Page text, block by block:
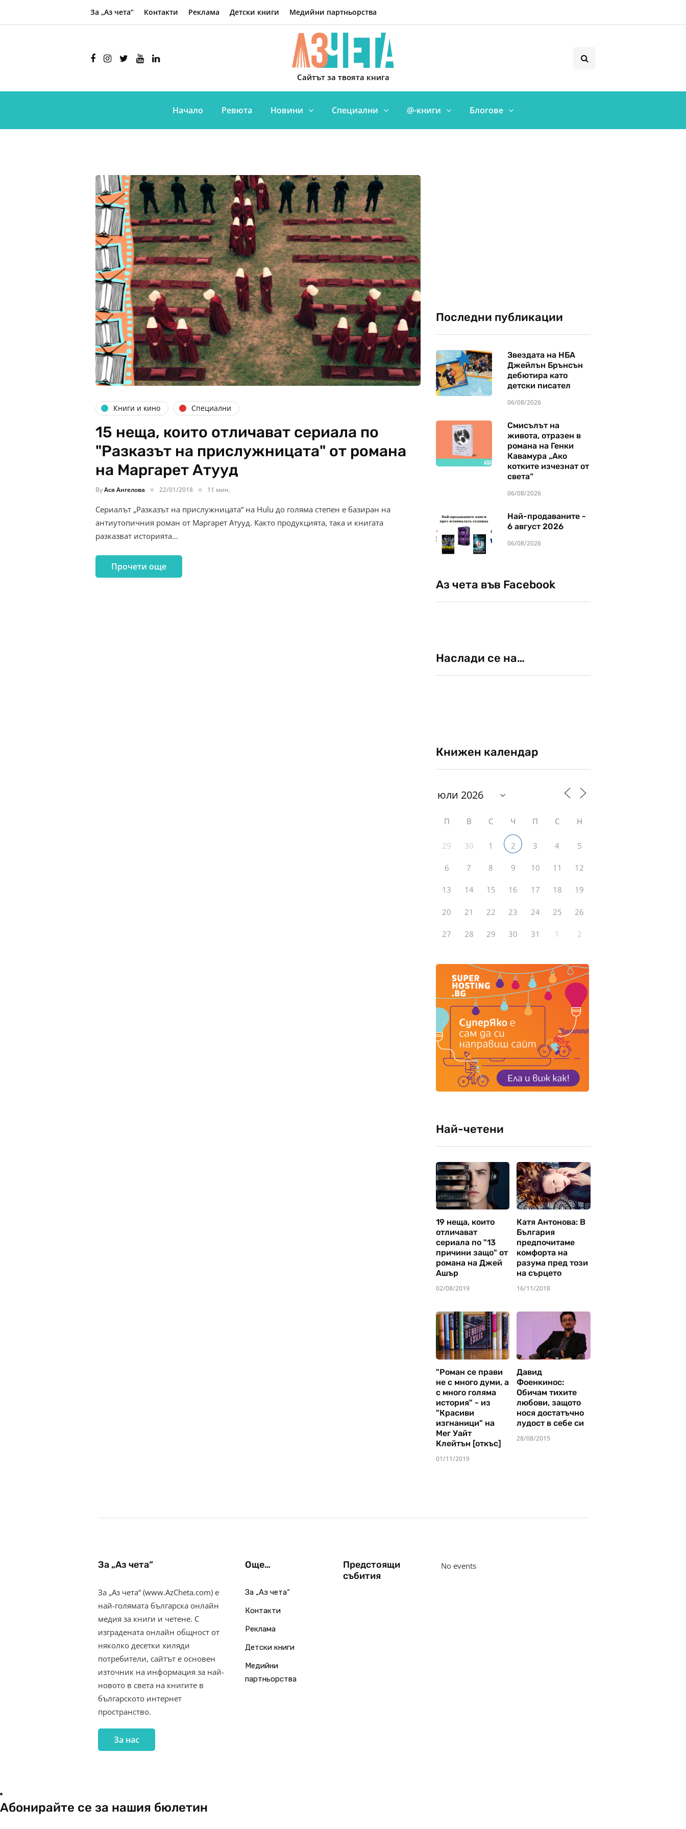
За „Аз чета“ Контакти Реклама Детски книги Медийни партньорства
Сайтът за твоята книга
Начало Ревюта Новини Специални @-книги Блогове
Книги и кино Специални
15 неща, които отличават сериала по
"Разказът на прислужницата" от романа
на Маргарет Атууд
ByАся Ангелова 22/01/2018 11 мин.
Сериалът „Разказът на прислужницата“ на Hulu до голяма степен е базиран на
антиутопичния роман от Маргарет Атууд. Както продукцията, така и книгата
разказват историята…
Прочети още
Последни публикации
Звездата на НБА
Джейлън Брънсън
дебютира като
детски писател
06/08/2026
Смисълът на
живота, отразен в
романа на Генки
Кавамура „Ако
котките изчезнат от
света“
06/08/2026
Най-продаваните -
6 август 2026
06/08/2026
Аз чета във Facebook
Наслади се на…
Книжен календар
П В С Ч П С Н
29 30 1 2 3 4 5
6 7 8 9 10 11 12
13 14 15 16 17 18 19
20 21 22 23 24 25 26
27 28 29 30 31 1 2
Най-четени
19 неща, които
отличават
сериала по "13
причини защо" от
романа на Джей
Ашър
02/08/2019
Катя Антонова: В
България
предпочитаме
комфорта на
разума пред този
на сърцето
16/11/2018
"Роман се прави
не с много думи, а
с много голяма
история" - из
"Красиви
изгнаници" на
Мег Уайт
Клейтън [откъс]
01/11/2019
Давид
Фоенкинос:
Обичам тихите
любови, защото
нося достатъчно
лудост в себе си
28/08/2015
За „Аз чета“
За „Аз чета“ (www.AzCheta.com) е
най-голямата българска онлайн
медия за книги и четене. С
изградената онлайн общност от
няколко десетки хиляди
потребители, сайтът е основен
източник на информация за най-
новото в света на книгите в
българското интернет
пространство.
За нас
Още…
За „Аз чета“
Контакти
Реклама
Детски книги
Медийни
партньорства
Предстоящи
събития
No events
Абонирайте се за нашия бюлетин